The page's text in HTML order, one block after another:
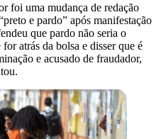
foi uma mudança de redação
e pardo” após manifestação
que pardo não seria o
atrás da bolsa e disser que é
e acusado de fraudador,